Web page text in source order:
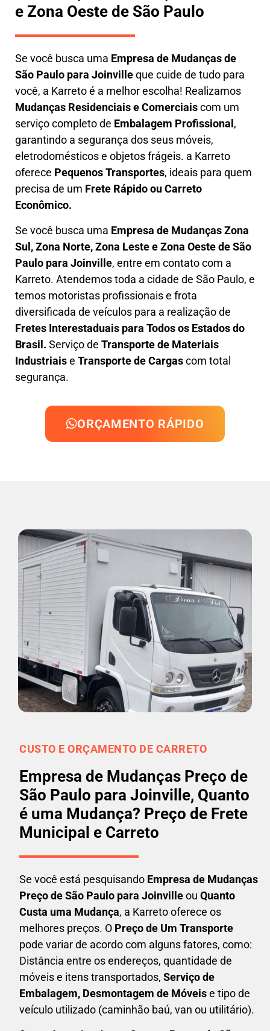
e Zona Oeste de São Paulo
Se você busca uma Empresa de Mudanças de
São Paulo para Joinvilleque cuide de tudo para
você, a Karretoé a melhor escolha! Realizamos
Mudanças Residenciais e Comerciaiscom um
serviço completo de Embalagem Profissional ,
garantindo a segurança dos seus móveis,
eletrodomésticos e objetos frágeis. a Karreto
oferece Pequenos Transportes, ideais para quem
precisa de um Frete Rápido ou Carreto
Econômico.
Se você busca uma Empresa de Mudanças Zona
Sul, Zona Norte, Zona Leste e Zona Oestede São
Paulo para Joinville, entre em contato com a
Karreto. Atendemos toda a cidade de São Paulo, e
temos motoristas profissionais e frota
diversificada de veículos para a realização de
Fretes Interestaduais para Todos os Estados do
Brasil. Serviço de Transporte de Materiais
Industriaise Transporte de Cargascom total
segurança.
ORÇAMENTO RÁPIDO
CUSTO E ORÇAMENTO DE CARRETO
Empresa de Mudanças Preço de
São Paulo para Joinville, Quanto
é uma Mudança? Preço de Frete
Municipal e Carreto
Se você está pesquisando Empresa de Mudanças
Preço de São Paulo para Joinvilleou Quanto
Custa uma Mudança, a Karreto oferece os
melhores preços. O Preço de Um Transporte
pode variar de acordo com alguns fatores, como:
Distância entre os endereços, quantidade de
móveis e itens transportados, Serviço de
Embalagem, Desmontagem de Móveise tipo de
veículo utilizado (caminhão baú, van ou utilitário).